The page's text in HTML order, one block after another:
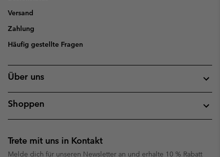
Versand
Zahlung
Häufig gestellte Fragen
Über uns
Shoppen
Trete mit uns in Kontakt
Melde dich für unseren Newsletter an und erhalte 10 % Rabatt